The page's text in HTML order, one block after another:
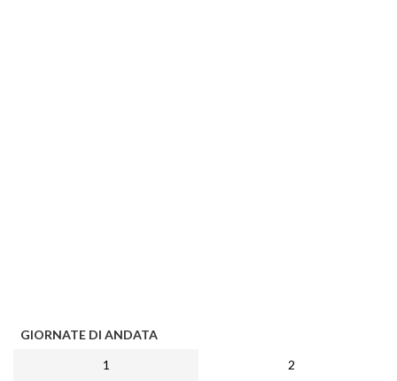
GIORNATE DI ANDATA
1
2